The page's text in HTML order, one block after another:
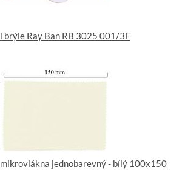
brýle Ray Ban RB 3025 001/3F
jednobarevný - bílý 100x150